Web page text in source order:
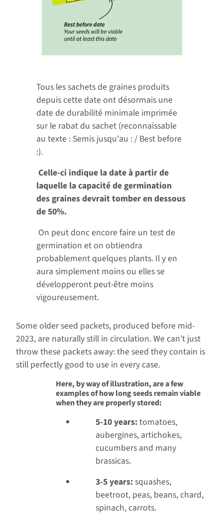
Tous les sachets de graines produits
depuis cette date ont désormais une
date de durabilité minimale imprimée
sur le rabat du sachet (reconnaissable
au texte : Semis jusqu'au : / Best before
:).
Celle-ci indique la date à partir de
laquelle la capacité de germination
des graines devrait tomber en dessous
de 50%.
On peut donc encore faire un test de
germination et on obtiendra
probablement quelques plants. Il y en
aura simplement moins ou elles se
développeront peut-être moins
vigoureusement.
Some older seed packets, produced before mid-
2023, are naturally still in circulation. We can’t just
throw these packets away: the seed they contain is
still perfectly good to use in every case.
Here, by way of illustration, are a few
examples of how long seeds remain viable
when they are properly stored:
5-10 years:tomatoes,
aubergines, artichokes,
cucumbers and many
brassicas.
3-5 years:squashes,
beetroot, peas, beans, chard,
spinach, carrots.